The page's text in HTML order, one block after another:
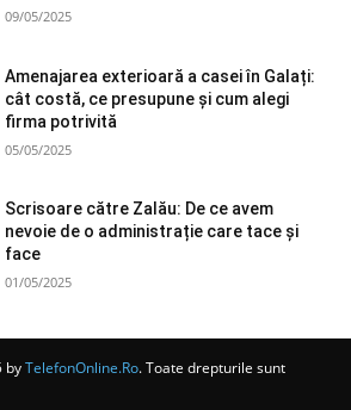
09/05/2025
Amenajarea exterioară a casei în Galați:
cât costă, ce presupune și cum alegi
firma potrivită
05/05/2025
Scrisoare către Zalău: De ce avem
nevoie de o administrație care tace și
face
01/05/2025
byTelefonOnline.Ro. Toate drepturile sunt